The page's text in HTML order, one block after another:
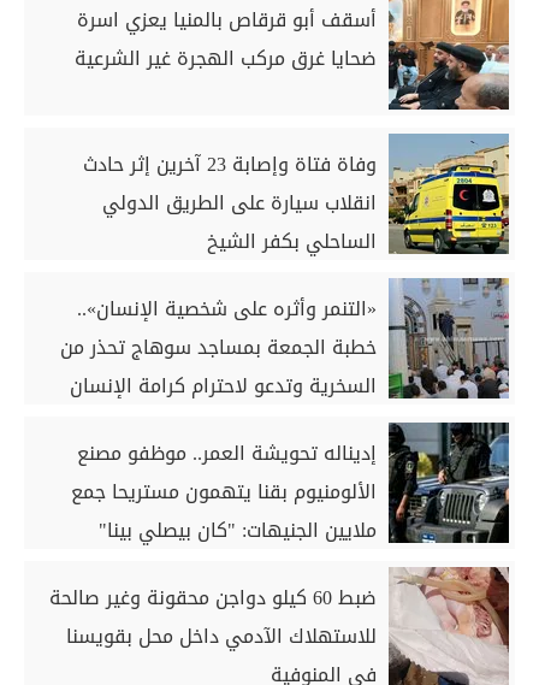
أسقف أبو قرقاص بالمنيا يعزي اسرة
ضحايا غرق مركب الهجرة غير الشرعية
وفاة فتاة وإصابة 23 آخرين إثر حادث
انقلاب سيارة على الطريق الدولي
الساحلي بكفر الشيخ
«التنمر وأثره على شخصية الإنسان»..
خطبة الجمعة بمساجد سوهاج تحذر من
السخرية وتدعو لاحترام كرامة الإنسان
إديناله تحويشة العمر.. موظفو مصنع
الألومنيوم بقنا يتهمون مستريحا جمع
ملايين الجنيهات: "كان بيصلي بينا"
ضبط 60 كيلو دواجن محقونة وغير صالحة
للاستهلاك الآدمي داخل محل بقويسنا
في المنوفية